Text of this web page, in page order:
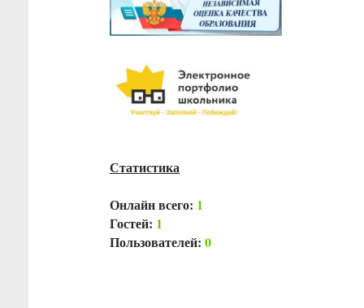
Статистика
Онлайн всего: 1
Гостей: 1
Пользователей: 0